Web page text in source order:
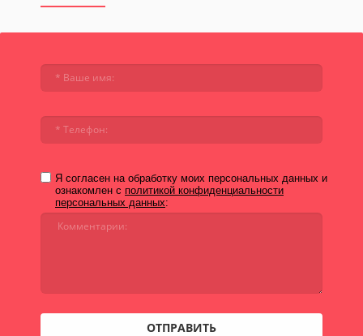
Я согласен на обработку моих персональных данных и
ознакомлен с политикой конфиденциальности
персональных данных:
ОТПРАВИТЬ